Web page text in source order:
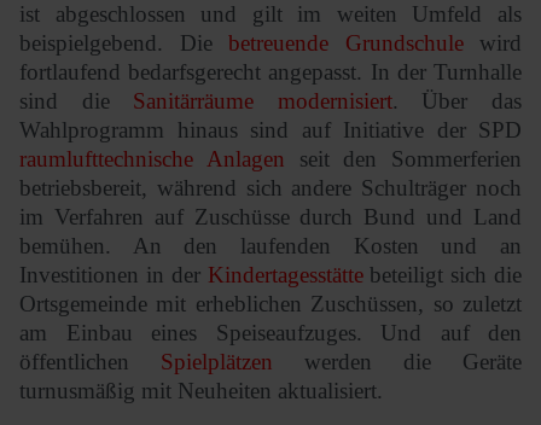
ist abgeschlossen und gilt im weiten Umfeld als
beispielgebend. Die betreuende Grundschulewird
fortlaufend bedarfsgerecht angepasst. In der Turnhalle
sind die Sanitärräume modernisiert. Über das
Wahlprogramm hinaus sind auf Initiative der SPD
raumlufttechnische Anlagen seit den Sommerferien
betriebsbereit, während sich andere Schulträger noch
im Verfahren auf Zuschüsse durch Bund und Land
bemühen. An den laufenden Kosten und an
Investitionen in der Kindertagesstättebeteiligt sich die
Ortsgemeinde mit erheblichen Zuschüssen, so zuletzt
am Einbau eines Speiseaufzuges. Und auf den
öffentlichen Spielplätzen werden die Geräte
turnusmäßig mit Neuheiten aktualisiert.